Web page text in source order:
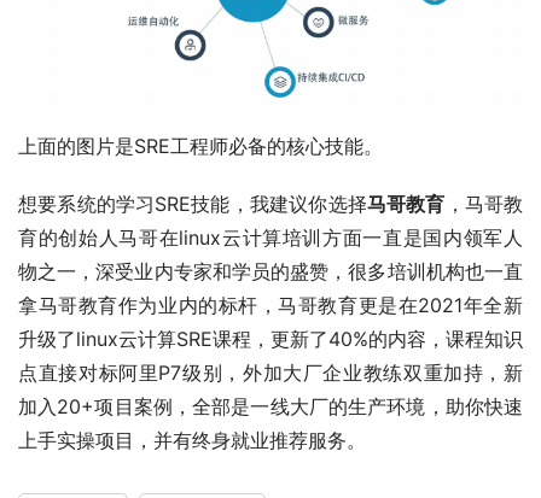
上面的图片是SRE工程师必备的核心技能。
想要系统的学习SRE技能，我建议你选择马哥教育 ，马哥教
育的创始人马哥在linux云计算培训方面一直是国内领军人
物之一，深受业内专家和学员的盛赞，很多培训机构也一直
拿马哥教育作为业内的标杆，马哥教育更是在2021年全新
升级了linux云计算SRE课程，更新了40%的内容，课程知识
点直接对标阿里P7级别，外加大厂企业教练双重加持，新
加入20+项目案例，全部是一线大厂的生产环境，助你快速
上手实操项目，并有终身就业推荐服务。